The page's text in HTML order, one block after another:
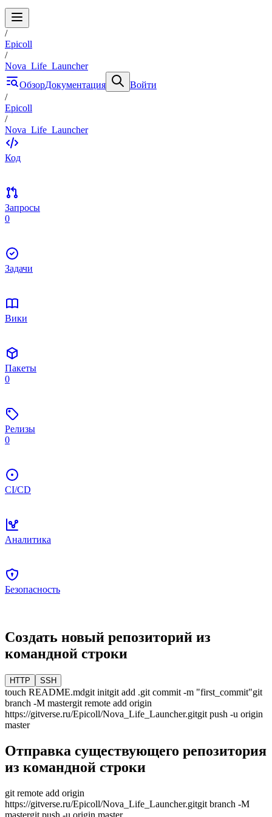
/
Epicoll
/
Nova_Life_Launcher
ОбзорДокументация
Войти
/
Epicoll
/
Nova_Life_Launcher
Код
Запросы
0
Задачи
Вики
Пакеты
0
Релизы
0
CI/CD
Аналитика
Безопасность
Создать новый репозиторий из
командной строки
HTTP SSH
touch README.mdgit initgit add .git commit -m "first_commit"git
branch -M mastergit remote add origin
https://gitverse.ru/Epicoll/Nova_Life_Launcher.gitgit push -u origin
master
Отправка существующего репозитория
из командной строки
git remote add origin
https://gitverse.ru/Epicoll/Nova_Life_Launcher.gitgit branch -M
mastergit push -u origin master